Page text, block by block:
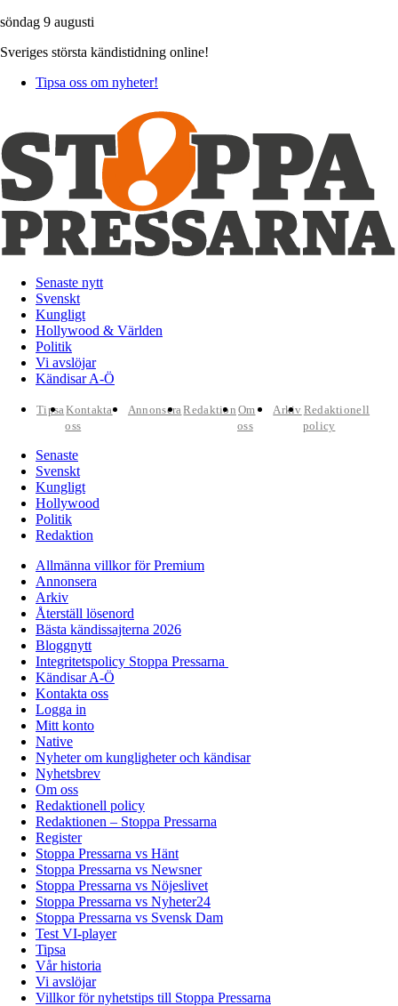
söndag 9 augusti
Sveriges största kändistidning online!
Tipsa oss om nyheter!
Senaste nytt
Svenskt
Kungligt
Hollywood & Världen
Politik
Vi avslöjar
Kändisar A-Ö
TipsaKontakta
oss
AnnonseraRedaktion Om
oss
Arkiv Redaktionell
policy
Senaste
Svenskt
Kungligt
Hollywood
Politik
Redaktion
Allmänna villkor för Premium
Annonsera
Arkiv
Återställ lösenord
Bästa kändissajterna 2026
Bloggnytt
Integritetspolicy Stoppa Pressarna
Kändisar A-Ö
Kontakta oss
Logga in
Mitt konto
Native
Nyheter om kungligheter och kändisar
Nyhetsbrev
Om oss
Redaktionell policy
Redaktionen – Stoppa Pressarna
Register
Stoppa Pressarna vs Hänt
Stoppa Pressarna vs Newsner
Stoppa Pressarna vs Nöjeslivet
Stoppa Pressarna vs Nyheter24
Stoppa Pressarna vs Svensk Dam
Test VI-player
Tipsa
Vår historia
Vi avslöjar
Villkor för nyhetstips till Stoppa Pressarna